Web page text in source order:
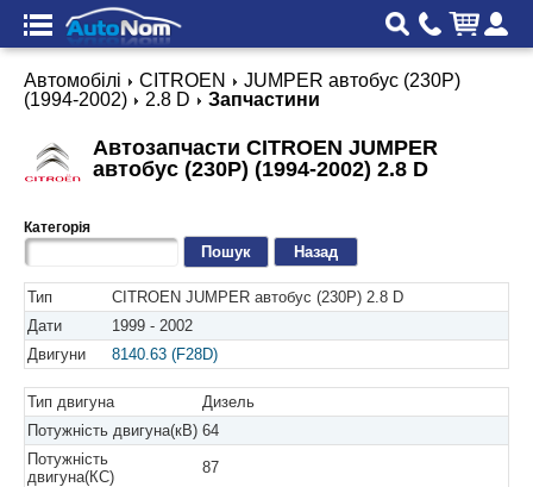
Автомобілі CITROEN
JUMPER автобус (230P)
(1994-2002)
2.8 D Запчастини
Автозапчасти CITROEN JUMPER
автобус (230P) (1994-2002) 2.8 D
Категорія
Назад
Тип
CITROEN JUMPER автобус (230P) 2.8 D
Дати
1999 - 2002
Двигуни
8140.63 (F28D)
Тип двигуна
Дизель
Потужність двигуна(кВ) 64
Потужність
двигуна(КС)
87